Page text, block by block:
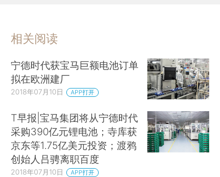
相关阅读
宁德时代获宝马巨额电池订单
拟在欧洲建厂
2018年07月10日 APP打开
T早报|宝马集团将从宁德时代
采购390亿元锂电池；寺库获
京东等1.75亿美元投资；渡鸦
创始人吕骋离职百度
2018年07月10日 APP打开